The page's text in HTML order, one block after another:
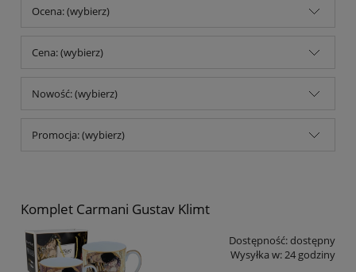
Ocena: (wybierz)
Cena: (wybierz)
Nowość: (wybierz)
Promocja: (wybierz)
Komplet Carmani Gustav Klimt
Dostępność:dostępny
Wysyłka w:24 godziny